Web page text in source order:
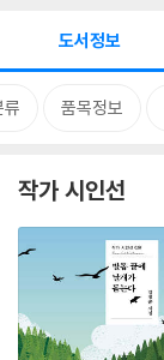
도서정보
류 품목정보
작가 시인선